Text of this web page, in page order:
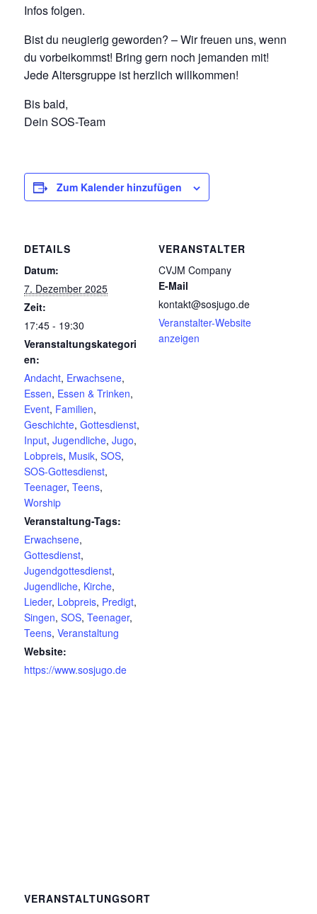
Infos folgen.
Bist du neugierig geworden? – Wir freuen uns, wenn
du vorbeikommst! Bring gern noch jemanden mit!
Jede Altersgruppe ist herzlich willkommen!
Bis bald,
Dein SOS-Team
Zum Kalender hinzufügen
DETAILS
Datum:
7. Dezember 2025
Zeit:
17:45 - 19:30
Veranstaltungskategori
en:
Andacht, Erwachsene,
Essen, Essen & Trinken,
Event, Familien,
Geschichte,Gottesdienst,
Input,Jugendliche,Jugo,
Lobpreis, Musik,SOS,
SOS-Gottesdienst,
Teenager,Teens,
Worship
Veranstaltung-Tags:
Erwachsene,
Gottesdienst,
Jugendgottesdienst,
Jugendliche, Kirche,
Lieder, Lobpreis, Predigt,
Singen,SOS,Teenager,
Teens,Veranstaltung
Website:
https://www.sosjugo.de
VERANSTALTER
CVJM Company
E-Mail
kontakt@sosjugo.de
Veranstalter-Website
anzeigen
VERANSTALTUNGSORT